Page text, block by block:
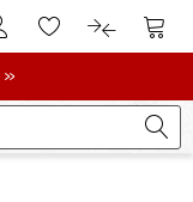
Kundenkonto
Zum Merkzettel.
Zum Zum
»